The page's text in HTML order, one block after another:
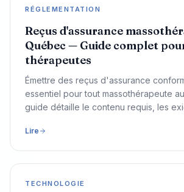
RÉGLEMENTATION
Reçus d'assurance
Québec — Guide complet
thérapeutes
Émettre des reçus d'assurance
essentiel pour tout massothérapeute
guide détaille le contenu requis, les
Lire
TECHNOLOGIE